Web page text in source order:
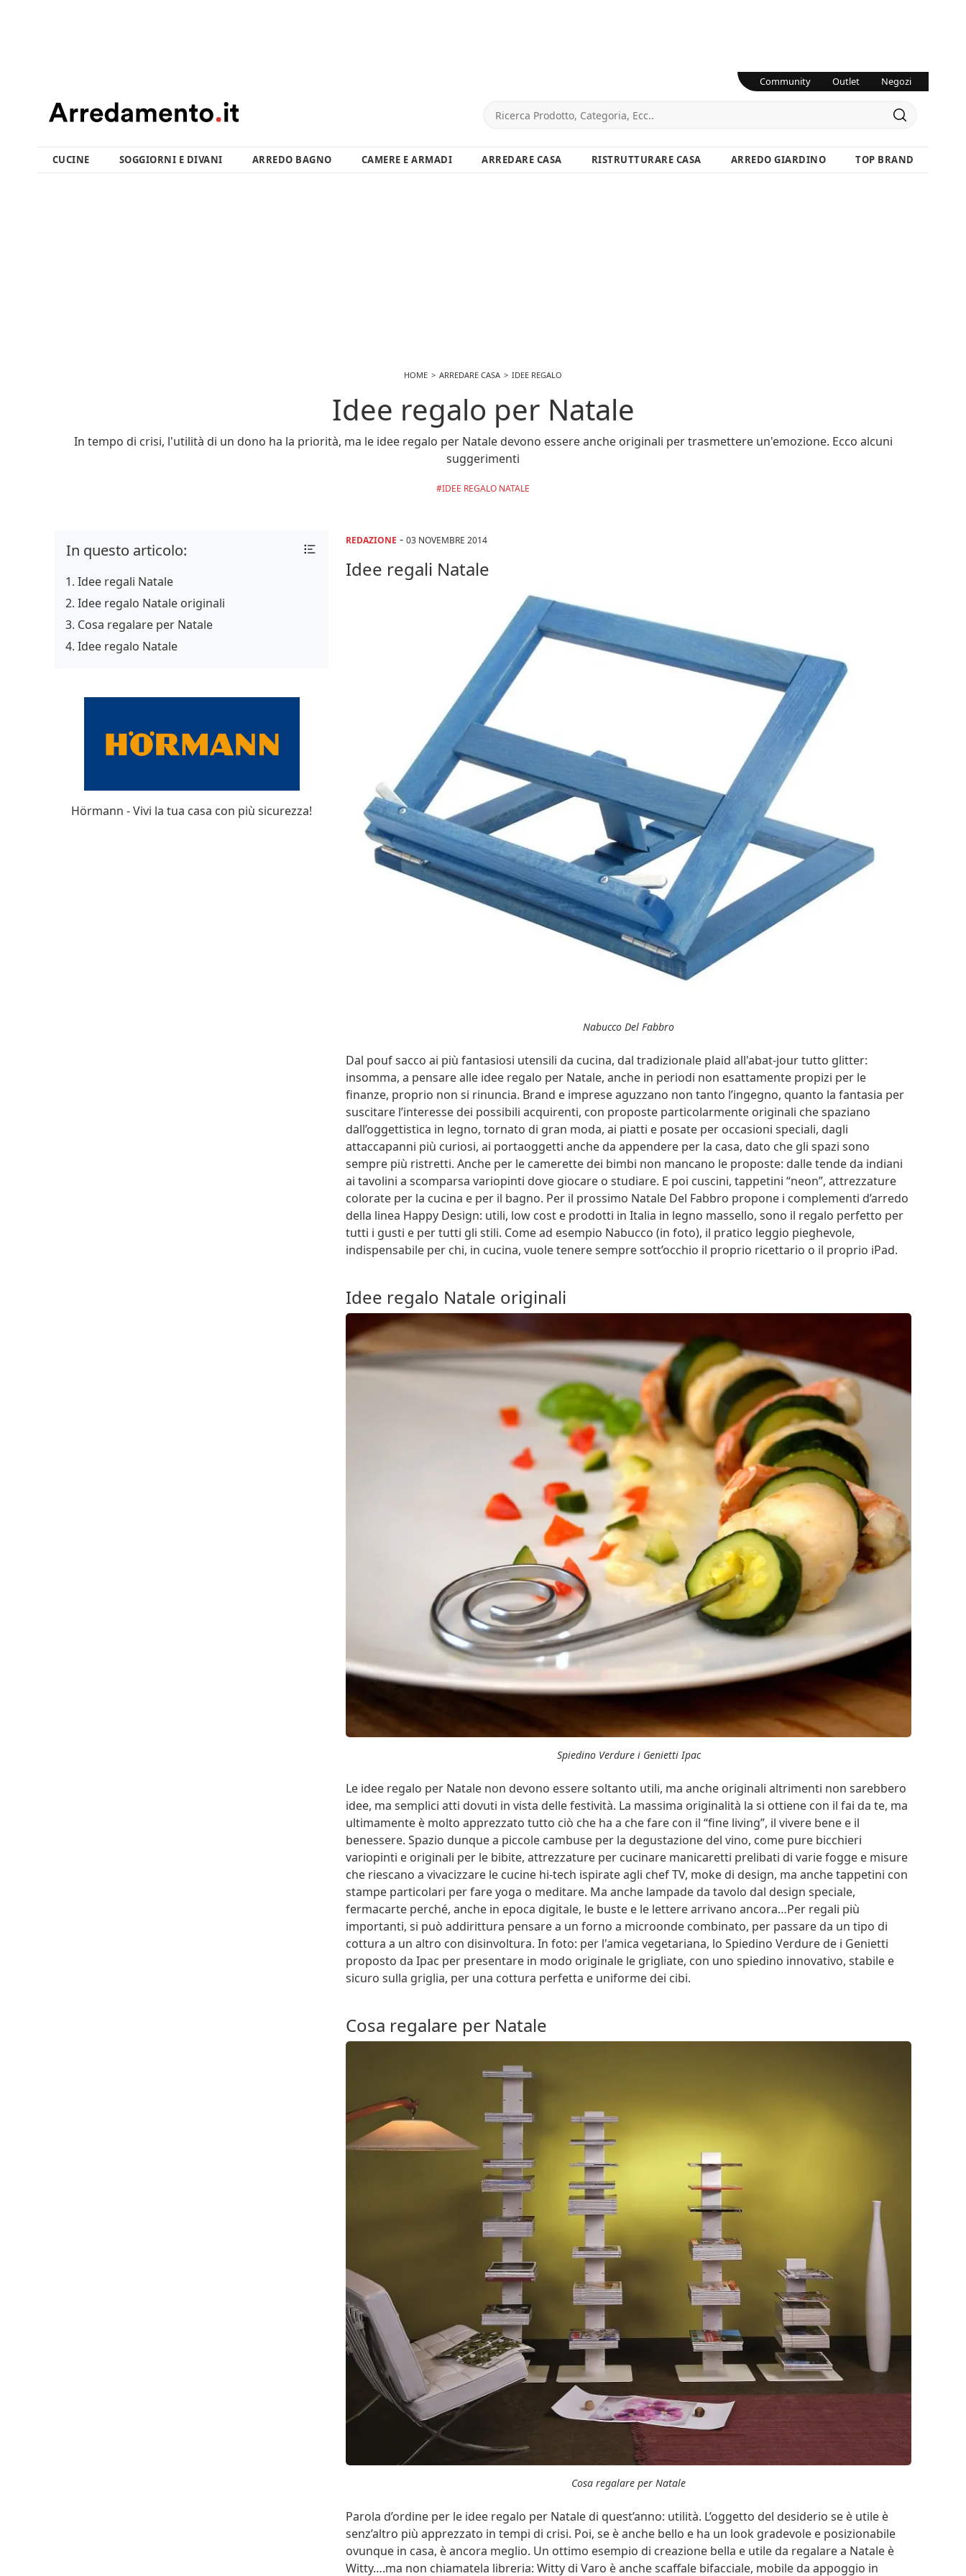
Community Outlet Negozi
CUCINE SOGGIORNI E DIVANI ARREDO BAGNO CAMERE E ARMADI ARREDARE CASA RISTRUTTURARE CASA ARREDO GIARDINO TOP BRAND
HOME ARREDARE CASA IDEE REGALO
Idee regalo per Natale
In tempo di crisi, l'utilità di un dono ha la priorità, ma le idee regalo per Natale devono essere anche originali per trasmettere un'emozione. Ecco alcuni
suggerimenti
IDEE REGALO NATALE
REDAZIONE -03 NOVEMBRE 2014
Idee regali Natale
Nabucco Del Fabbro
Dal pouf sacco ai più fantasiosi utensili da cucina, dal tradizionale plaid all'abat-jour tutto glitter:
insomma, a pensare alle idee regalo per Natale, anche in periodi non esattamente propizi per le
finanze, proprio non si rinuncia. Brand e imprese aguzzano non tanto l’ingegno, quanto la fantasia per
suscitare l’interesse dei possibili acquirenti, con proposte particolarmente originali che spaziano
dall’oggettistica in legno, tornato di gran moda, ai piatti e posate per occasioni speciali, dagli
attaccapanni più curiosi, ai portaoggetti anche da appendere per la casa, dato che gli spazi sono
sempre più ristretti. Anche per le camerette dei bimbi non mancano le proposte: dalle tende da indiani
ai tavolini a scomparsa variopinti dove giocare o studiare. E poi cuscini, tappetini “neon”, attrezzature
colorate per la cucina e per il bagno. Per il prossimo Natale Del Fabbro propone i complementi d’arredo
della linea Happy Design: utili, low cost e prodotti in Italia in legno massello, sono il regalo perfetto per
tutti i gusti e per tutti gli stili. Come ad esempio Nabucco (in foto), il pratico leggio pieghevole,
indispensabile per chi, in cucina, vuole tenere sempre sott’occhio il proprio ricettario o il proprio iPad.
Idee regalo Natale originali
Spiedino Verdure i Genietti Ipac
Le idee regalo per Natale non devono essere soltanto utili, ma anche originali altrimenti non sarebbero
idee, ma semplici atti dovuti in vista delle festività. La massima originalità la si ottiene con il fai da te, ma
ultimamente è molto apprezzato tutto ciò che ha a che fare con il “fine living”, il vivere bene e il
benessere. Spazio dunque a piccole cambuse per la degustazione del vino, come pure bicchieri
variopinti e originali per le bibite, attrezzature per cucinare manicaretti prelibati di varie fogge e misure
che riescano a vivacizzare le cucine hi-tech ispirate agli chef TV, moke di design, ma anche tappetini con
stampe particolari per fare yoga o meditare. Ma anche lampade da tavolo dal design speciale,
fermacarte perché, anche in epoca digitale, le buste e le lettere arrivano ancora…Per regali più
importanti, si può addirittura pensare a un forno a microonde combinato, per passare da un tipo di
cottura a un altro con disinvoltura. In foto: per l'amica vegetariana, lo Spiedino Verdure de i Genietti
proposto da Ipac per presentare in modo originale le grigliate, con uno spiedino innovativo, stabile e
sicuro sulla griglia, per una cottura perfetta e uniforme dei cibi.
Cosa regalare per Natale
Cosa regalare per Natale
Parola d’ordine per le idee regalo per Natale di quest’anno: utilità. L’oggetto del desiderio se è utile è
senz’altro più apprezzato in tempi di crisi. Poi, se è anche bello e ha un look gradevole e posizionabile
ovunque in casa, è ancora meglio. Un ottimo esempio di creazione bella e utile da regalare a Natale è
Witty….ma non chiamatela libreria: Witty di Varo è anche scaffale bifacciale, mobile da appoggio in
In questo articolo:
Idee regali Natale
Idee regalo Natale originali
Cosa regalare per Natale
Idee regalo Natale
Hörmann - Vivi la tua casa con più sicurezza!